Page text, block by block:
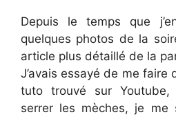
Depuis le temps que
quelques photos de la
article plus détaillé de la
J’avais essayé de me faire
tuto trouvé sur
serrer les mèches, je me